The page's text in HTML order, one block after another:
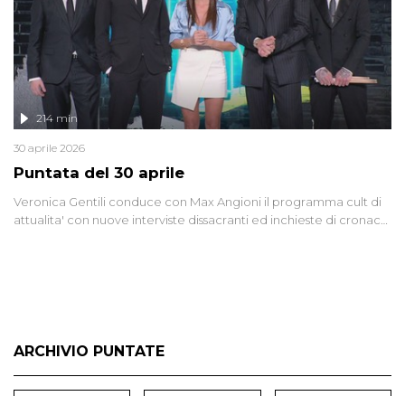
Puntata del 30 aprile
214 min
30 aprile 2026
Veronica Gentili conduce con Max Angioni il programma cult di
attualita' con nuove interviste dissacranti ed inchieste di cronaca
ARCHIVIO PUNTATE